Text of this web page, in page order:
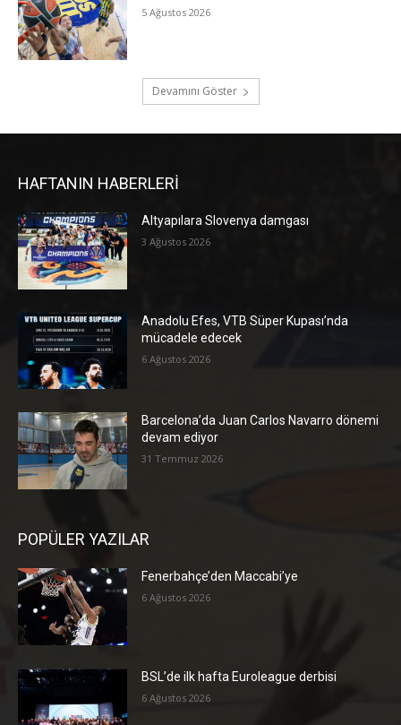
5 Ağustos 2026
Devamını Göster
HAFTANIN HABERLERİ
Altyapılara Slovenya damgası
3 Ağustos 2026
Anadolu Efes, VTB Süper Kupası’nda
mücadele edecek
6 Ağustos 2026
Barcelona’da Juan Carlos Navarro dönemi
devam ediyor
31 Temmuz 2026
POPÜLER YAZILAR
Fenerbahçe’den Maccabi’ye
6 Ağustos 2026
BSL’de ilk hafta Euroleague derbisi
6 Ağustos 2026